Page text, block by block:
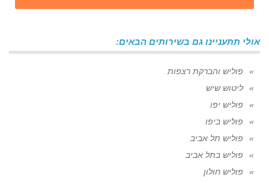
אולי תתעניינו גם בשירותים הבאים:
פוליש והברקת רצפות
ליטוש שיש
פוליש יפו
פוליש ביפו
פוליש תל אביב
פוליש בתל אביב
פוליש חולון